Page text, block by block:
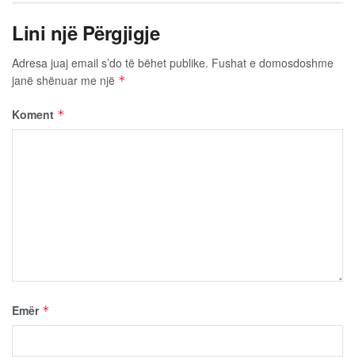
Lini një Përgjigje
Adresa juaj email s’do të bëhet publike. Fushat e domosdoshme
janë shënuar me një *
Koment *
Emër *